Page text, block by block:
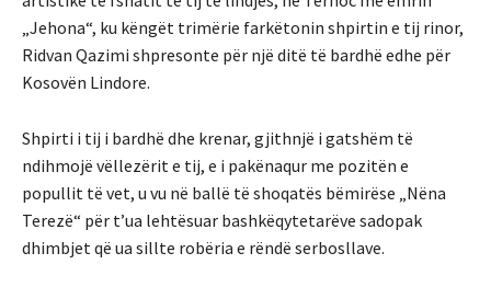
„Jehona“, ku këngët trimërie farkëtonin shpirtin e tij rinor,
Ridvan Qazimi shpresonte për një ditë të bardhë edhe për
Kosovën Lindore.
Shpirti i tij i bardhë dhe krenar, gjithnjë i gatshëm të
ndihmojë vëllezërit e tij, e i pakënaqur me pozitën e
popullit të vet, u vu në ballë të shoqatës bëmirëse „Nëna
Terezë“ për t’ua lehtësuar bashkëqytetarëve sadopak
dhimbjet që ua sillte robëria e rëndë serbosllave.